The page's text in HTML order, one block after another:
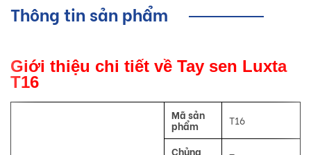
Thông tin sản phẩm
Giới thiệu chi tiết về Tay sen Luxta
T16
Mã sản
phẩm T16
Chủng